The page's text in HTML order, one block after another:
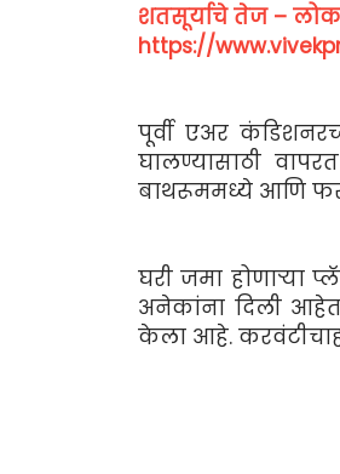
शतसूर्याचे तेज –
https://
पूर्वी एअर
घालण्यासाठी
बाथरूममध्ये आणि
घरी जमा होणार्‍या
अनेकांना दिली
केला आहे.